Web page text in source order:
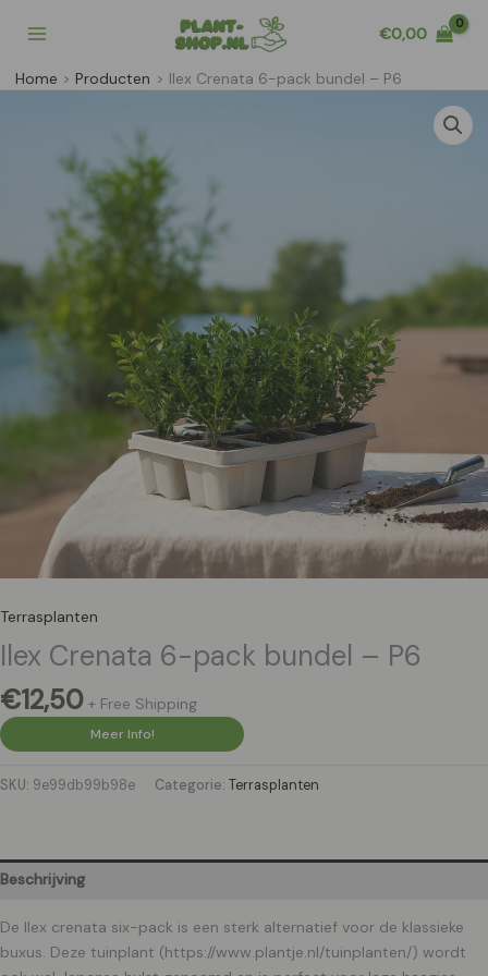
naar
inhoud
€0,00
Home Producten Ilex Crenata 6-pack bundel – P6
Terrasplanten
Ilex Crenata 6-pack bundel – P6
€12,50 + Free Shipping
Meer Info!
SKU: 9e99db99b98e Categorie: Terrasplanten
Beschrijving
De Ilex crenata six-pack is een sterk alternatief voor de klassieke
buxus. Deze tuinplant (https://www.plantje.nl/tuinplanten/) wordt